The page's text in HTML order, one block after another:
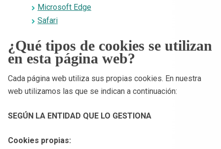
Microsoft Edge
Safari
¿Qué tipos de cookies se utilizan
en esta página web?
Cada página web utiliza sus propias cookies. En nuestra
web utilizamos las que se indican a continuación:
SEGÚN LA ENTIDAD QUE LO GESTIONA
Cookies propias: